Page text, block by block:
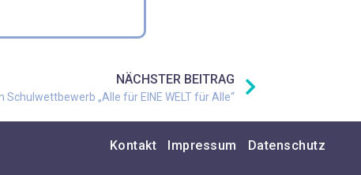
NÄCHSTER BEITRAG
„Alle für EINE WELT für Alle“
Kontakt Impressum Datenschutz